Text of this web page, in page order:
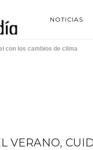
NOTICIAS
con los cambios de clima
VERANO,